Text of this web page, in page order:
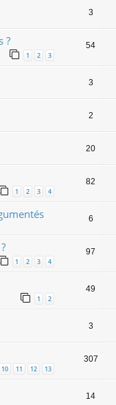
3
?
1 2 3
54
3
2
20
1 2 3 4
82
6
1 2 3 4
97
1 2
49
3
10 11 12 13
307
14